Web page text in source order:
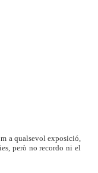
a qualsevol exposició,
però no recordo ni el